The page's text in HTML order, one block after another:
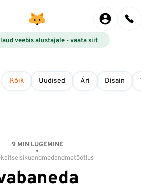
veebis alustajale -vaata siit
Kõik Uudised Äri Disain
9 MIN LUGEMINE
isikuandmedandmetöötlus